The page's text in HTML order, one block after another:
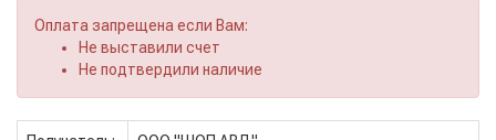
Оплата запрещена если Вам:
Не выставили счет
Не подтвердили наличие